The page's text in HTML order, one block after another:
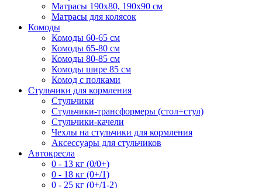
Матрасы 190х80, 190х90 см
Матрасы для колясок
Комоды
Комоды 60-65 см
Комоды 65-80 см
Комоды 80-85 см
Комоды шире 85 см
Комод с полками
Стульчики для кормления
Стульчики
Стульчики-трансформеры (стол+стул)
Стульчики-качели
Чехлы на стульчики для кормления
Аксессуары для стульчиков
Автокресла
0 - 13 кг (0/0+)
0 - 18 кг (0+/1)
0 - 25 кг (0+/1-2)